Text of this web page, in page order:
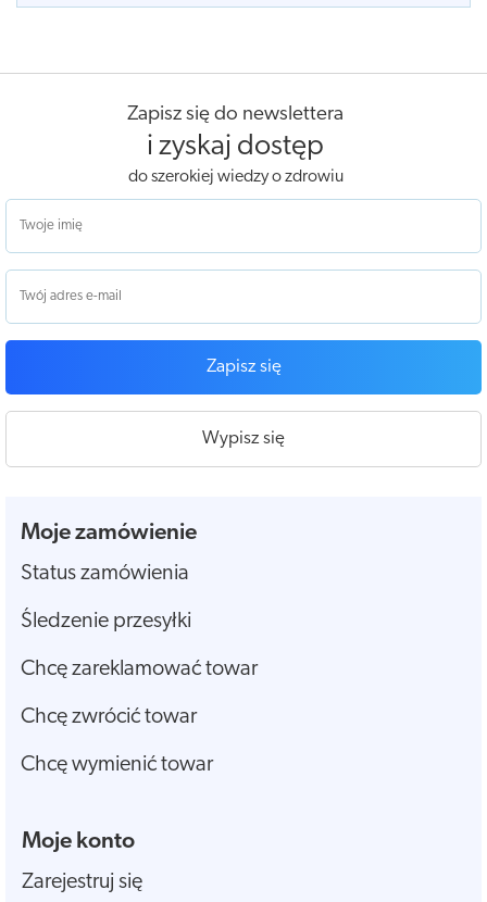
Zapisz się do newslettera
i zyskaj dostęp
do szerokiej wiedzy o zdrowiu
Zapisz się
Wypisz się
Moje zamówienie
Status zamówienia
Śledzenie przesyłki
Chcę zareklamować towar
Chcę zwrócić towar
Chcę wymienić towar
Moje konto
Zarejestruj się